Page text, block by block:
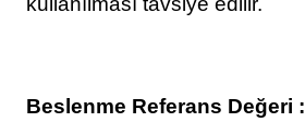
Beslenme Referans Değeri :